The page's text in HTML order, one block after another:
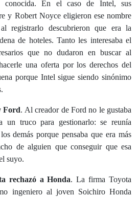
conocida. En el caso de Intel, sus
y Robert Noyce eligieron ese nombre
registrarlo descubrieron que era la
de hoteles. Tanto les interesaba el
que no dudaron en buscar al
una oferta por los derechos del
porque Intel sigue siendo sinónimo
Ford. Al creador de Ford no le gustaba
un truco para gestionarlo: se reunía
demás porque pensaba que era más
de alguien que conseguir que esa
suyo.
rechazó a Honda. La firma Toyota
ingeniero al joven Soichiro Honda